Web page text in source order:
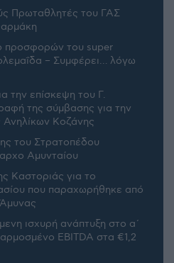
Πρωταθλητές του ΓΑΣ
προσφορών του super
– Συμφέρει… λόγω
την επίσκεψη του Γ.
της σύμβασης για την
Ανηλίκων Κοζάνης
του Στρατοπέδου
Αμυνταίου
Καστοριάς για το
που παραχωρήθηκε από
ισχυρή ανάπτυξη στο α΄
EBITDA στα €1,2